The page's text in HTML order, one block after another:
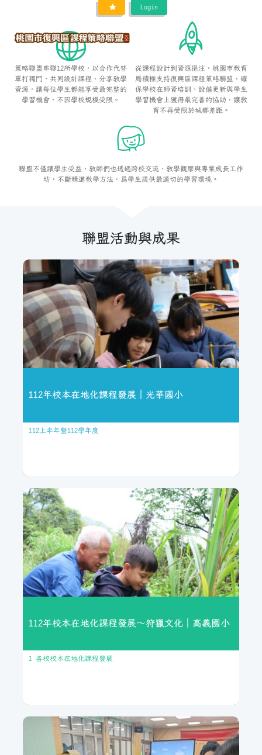
Login
策略聯盟串聯12所學校，以合作代替
單打獨鬥，共同設計課程、分享教學
資源，讓每位學生都能享受最完整的
學習機會，不因學校規模受限。
從課程設計到資源挹注，桃園市教育
局積極支持復興區課程策略聯盟，確
保學校在師資培訓、設備更新與學生
學習機會上獲得最完善的協助，讓教
育不再受限於城鄉差距。
聯盟不僅讓學生受益，教師們也透過跨校交流、教學觀摩與專業成長工作
坊，不斷精進教學方法，為學生提供最適切的學習環境。
聯盟活動與成果
112年校本在地化課程發展｜光華國小
112上半年暨112學年度
112年校本在地化課程發展｜光華國
小
結合了泰雅族文化、音樂、藝術以及文創設計，讓學生透過實地
踏查與創作，更深入理解與傳承部落文化
112年校本在地化課程發展～狩獵文化｜高義國小
1 各校校本在地化課程發展
112年校本在地化課程發展～狩獵文
化｜高義國小